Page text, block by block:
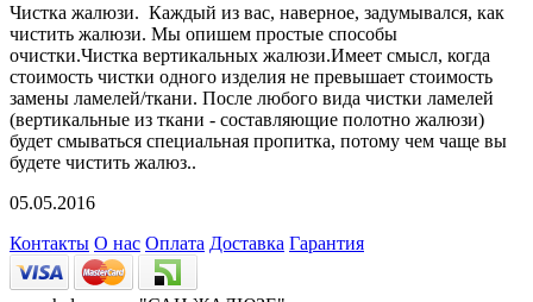
Чистка жалюзи. Каждый из вас, наверное, задумывался, как
чистить жалюзи. Мы опишем простые способы
очистки.Чистка вертикальных жалюзи.Имеет смысл, когда
стоимость чистки одного изделия не превышает стоимость
замены ламелей/ткани. После любого вида чистки ламелей
(вертикальные из ткани - составляющие полотно жалюзи)
будет смываться специальная пропитка, потому чем чаще вы
будете чистить жалюз..
05.05.2016
Контакты О нас Оплата Доставка Гарантия